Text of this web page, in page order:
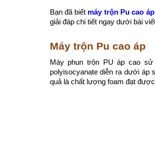
Bạn đã biết máy trộn Pu cao
giải đáp chi tiết ngay dưới bài
Máy trộn Pu cao áp
Máy phun trộn PU áp cao
polyisocyanate diễn ra dưới áp
quả là chất lượng foam đạt